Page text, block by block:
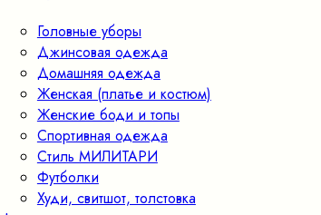
Головные уборы
Джинсовая одежда
Домашняя одежда
Женская (платье и костюм)
Женские боди и топы
Спортивная одежда
Стиль МИЛИТАРИ
Футболки
Худи, свитшот, толстовка